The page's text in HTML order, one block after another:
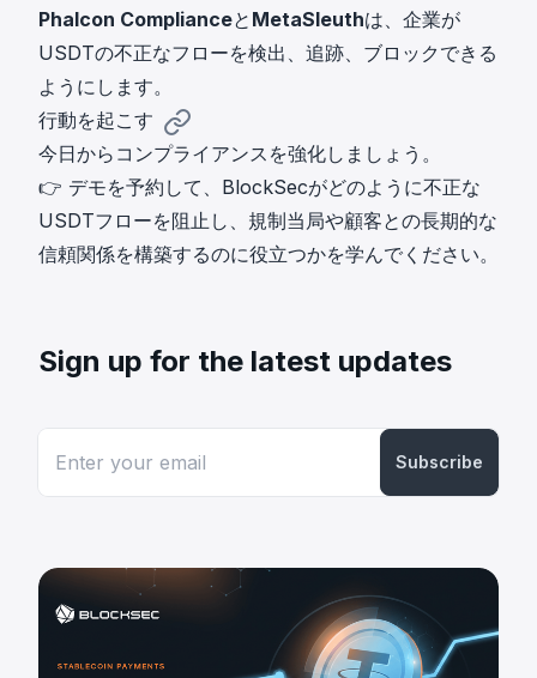
Phalcon Complianceと MetaSleuthは、企業が
USDTの不正なフローを検出、追跡、ブロックできる
ようにします。
行動を起こす
今日からコンプライアンスを強化しましょう。
👉 デモを予約 して、BlockSecがどのように不正な
USDTフローを阻止し、規制当局や顧客との長期的な
信頼関係を構築するのに役立つかを学んでください。
Sign up for the latest updates
Subscribe